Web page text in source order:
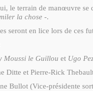
le terrain de manœuvre se
la chose -.
seront en lice lors de ces
Moussi le Guillou et Ugo
Ditte et Pierre-Rick
Bullot (Vice-présidente